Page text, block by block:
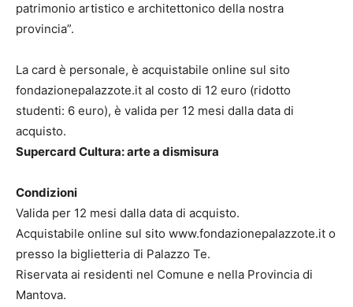
patrimonio artistico e architettonico della nostra
provincia”.
La card è personale, è acquistabile online sul sito
fondazionepalazzote.it al costo di 12 euro (ridotto
studenti: 6 euro), è valida per 12 mesi dalla data di
acquisto.
Supercard Cultura: arte a dismisura
Condizioni
Valida per 12 mesi dalla data di acquisto.
Acquistabile online sul sito www.fondazionepalazzote.it o
presso la biglietteria di Palazzo Te.
Riservata ai residenti nel Comune e nella Provincia di
Mantova.